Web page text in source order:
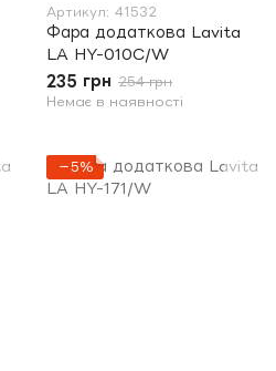
Артикул: 41532
Фара додаткова Lavita
LA HY-010C/W
235 грн 254 грн
Немає в наявності
−5%